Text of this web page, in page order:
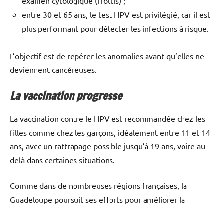
entre 30 et 65 ans, le test HPV est privilégié, car il est
plus performant pour détecter les infections à risque.
L’objectif est de repérer les anomalies avant qu’elles ne
deviennent cancéreuses.
La vaccination progresse
La vaccination contre le HPV est recommandée chez les
filles comme chez les garçons, idéalement entre 11 et 14
ans, avec un rattrapage possible jusqu’à 19 ans, voire au-
delà dans certaines situations.
Comme dans de nombreuses régions françaises, la
Guadeloupe poursuit ses efforts pour améliorer la